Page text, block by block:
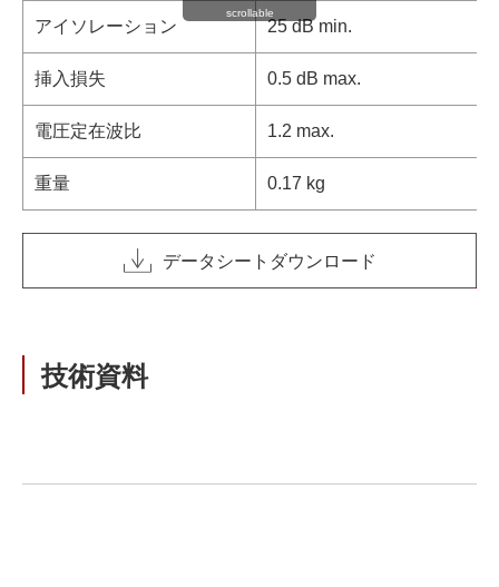
アイソレーション 25 dB min.
挿入損失 0.5 dB max.
電圧定在波比 1.2 max.
重量 0.17 kg
scrollable
データシートダウンロード
技術資料